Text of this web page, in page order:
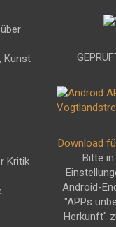
Kunst
Kritik
Download
Bitte in
Android-
"APPs
Herkunft"